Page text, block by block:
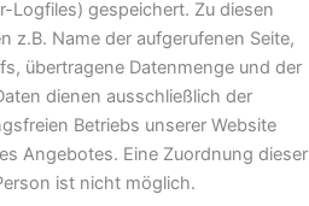
Logfiles) gespeichert. Zu diesen
z.B. Name der aufgerufenen Seite,
übertragene Datenmenge und der
dienen ausschließlich der
Betriebs unserer Website
Angebotes. Eine Zuordnung dieser
ist nicht möglich.